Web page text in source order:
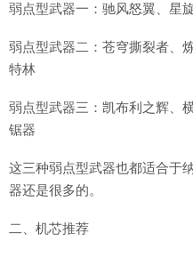
弱点型武器一：驰风怒翼、星
弱点型武器二：苍穹撕裂者、
特林
弱点型武器三：凯布利之辉、
锯器
这三种弱点型武器也都适合于
器还是很多的。
二、机芯推荐